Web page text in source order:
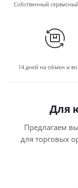
Собственный
14 дней на обмен и
Для
Предлагаем
для торговых